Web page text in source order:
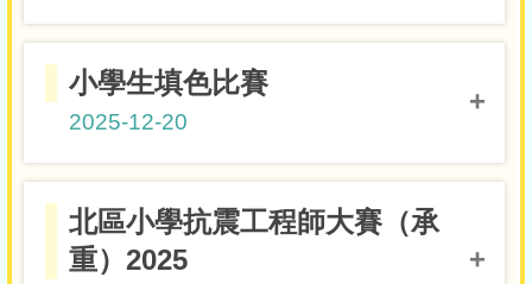
小五組銀獎
小學生填色比賽
2025-12-20
高小組亞軍 5E鄭卓杰
北區小學抗震工程師大賽（承
重）2025